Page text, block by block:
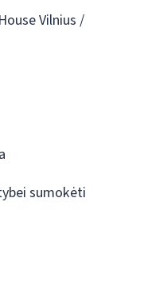
Vilnius /
sumokėti